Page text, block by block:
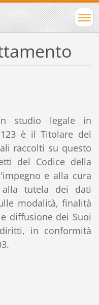
studio legale in
è il Titolare del
raccolti su questo
del Codice della
e alla cura
tutela dei dati
modalità, finalità
diffusione dei Suoi
in conformità